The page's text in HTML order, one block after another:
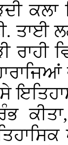
ਕਲਾ
ਤਾਈ
ਰਾਹੀ